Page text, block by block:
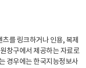
를 링크하거나 인용, 복제
창구에서 제공하는 자료로
경우에는 한국지능정보사